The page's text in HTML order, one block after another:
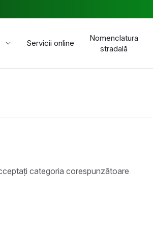
Servicii online
Nomenclatura
stradală